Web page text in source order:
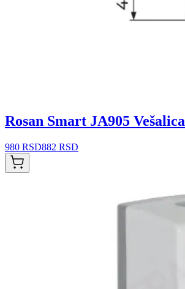
Rosan Smart JA905 Vešalica
980 RSD882 RSD